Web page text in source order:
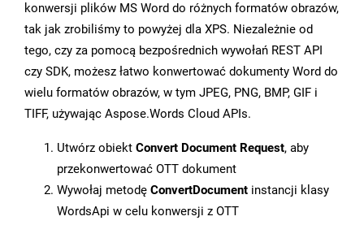
konwersji plików MS Word do różnych formatów obrazów,
tak jak zrobiliśmy to powyżej dla XPS. Niezależnie od
tego, czy za pomocą bezpośrednich wywołań REST API
czy SDK, możesz łatwo konwertować dokumenty Word do
wielu formatów obrazów, w tym JPEG, PNG, BMP, GIF i
TIFF, używając Aspose.Words Cloud APIs.
Utwórz obiekt Convert Document Request, aby
przekonwertować OTT dokument
Wywołaj metodę ConvertDocument instancji klasy
WordsApi w celu konwersji z OTT